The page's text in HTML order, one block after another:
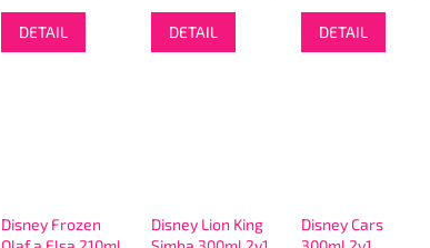
DETAIL DETAIL DETAIL
Disney Frozen
Disney Lion King
Disney Cars